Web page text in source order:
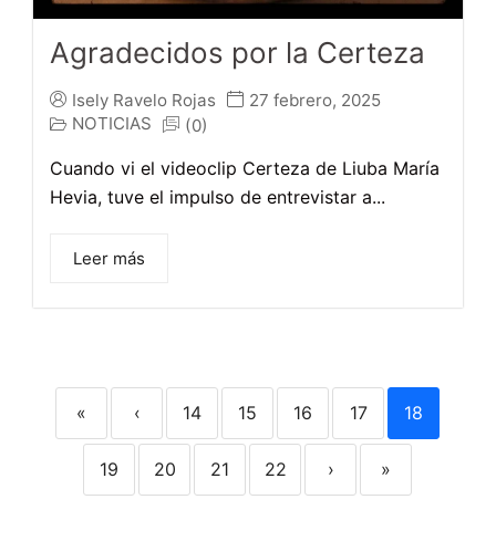
Agradecidos por la Certeza
Isely Ravelo Rojas
27 febrero, 2025
NOTICIAS
(0)
Cuando vi el videoclip Certeza de Liuba María
Hevia, tuve el impulso de entrevistar a...
Leer más
« ‹ 14 15 16 17 18
19 20 21 22 › »